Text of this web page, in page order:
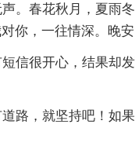
春花秋月，夏雨冬
你，一往情深。晚安
很开心，结果却发
，就坚持吧！如果